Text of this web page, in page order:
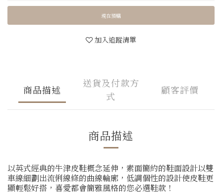
現在預購
加入追蹤清單
商品描述
送貨及付款方
式
顧客評價
商品描述
以英式經典的牛津皮鞋概念延伸，素面簡約的鞋面設計以雙
車線細劃出流俐線條的曲線輪廓，低調個性的設計使皮鞋更
顯輕鬆好搭，喜愛都會簡雅風格的您必選鞋款！